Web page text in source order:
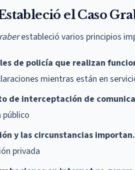
el Caso
estableció varios principios
de policía que realizan
mientras están en
de interceptación de
público
y las circunstancias importan.
privada